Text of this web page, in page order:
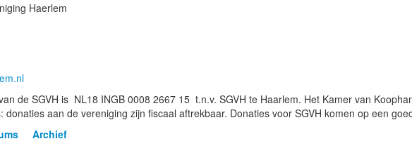
Haerlem
de SGVH is NL18 INGB 0008 2667 15 t.n.v. SGVH te Haarlem. Het Kamer van
donaties aan de vereniging zijn fiscaal aftrekbaar. Donaties voor SGVH komen op een
Archief